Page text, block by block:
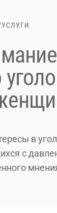
УСЛУГИ
в
с